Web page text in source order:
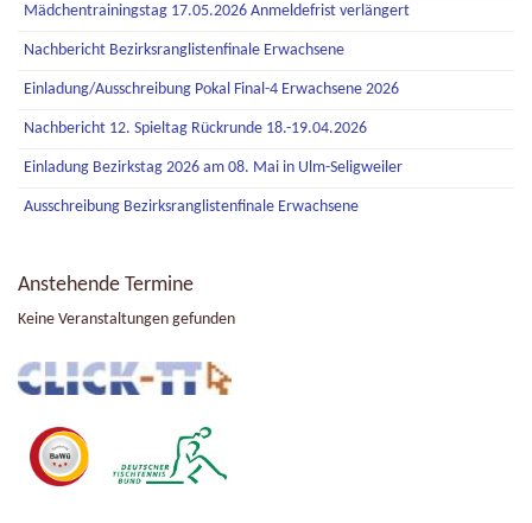
Mädchentrainingstag 17.05.2026 Anmeldefrist verlängert
Nachbericht Bezirksranglistenfinale Erwachsene
Einladung/Ausschreibung Pokal Final-4 Erwachsene 2026
Nachbericht 12. Spieltag Rückrunde 18.-19.04.2026
Einladung Bezirkstag 2026 am 08. Mai in Ulm-Seligweiler
Ausschreibung Bezirksranglistenfinale Erwachsene
Anstehende Termine
Keine Veranstaltungen gefunden